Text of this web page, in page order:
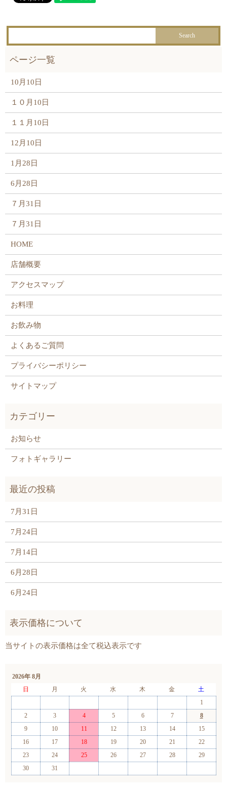
10月10日
１０月10日
１１月10日
12月10日
1月28日
6月28日
７月31日
７月31日
HOME
店舗概要
アクセスマップ
お料理
お飲み物
よくあるご質問
プライバシーポリシー
サイトマップ
お知らせ
フォトギャラリー
7月31日
7月24日
7月14日
6月28日
6月24日
2026年 8月
日
月 火 水 木 金
土
1
2
3 4 5 6 7
8
9
10 11 12 13 14
15
16
17 18 19 20 21
22
23
24 25 26 27 28
29
30
31